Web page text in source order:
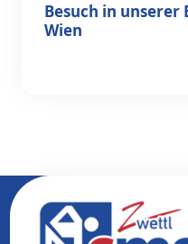
Besuch in
Wien